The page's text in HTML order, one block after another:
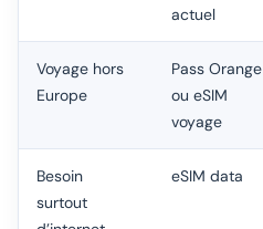
actuel
Voyage hors
Europe
Pass Orange
ou eSIM
voyage
Besoin
surtout
eSIM data